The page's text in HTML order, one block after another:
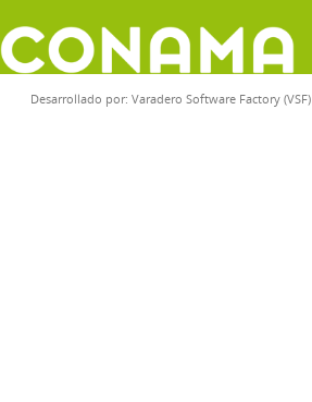
Desarrollado por: Varadero Software Factory (VSF)